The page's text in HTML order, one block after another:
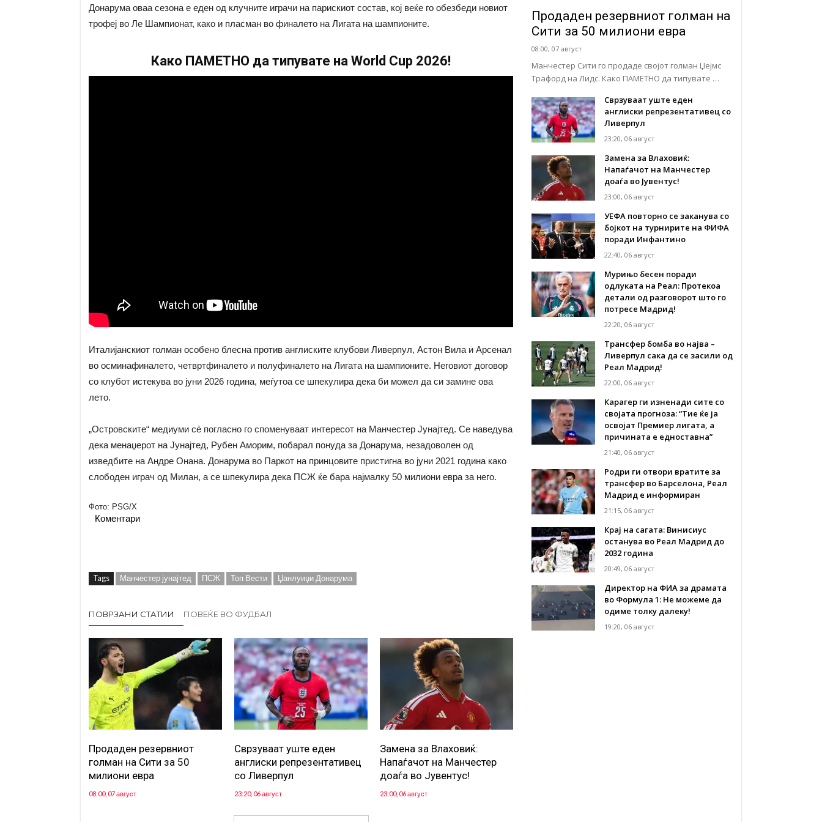
Донарума оваа сезона е еден од клучните играчи на парискиот состав, кој веќе го обезбеди новиот
трофеј во Ле Шампионат, како и пласман во финалето на Лигата на шампионите.
Како ПАМЕТНО да типувате на World Cup 2026!
Италијанскиот голман особено блесна против англиските клубови Ливерпул, Астон Вила и Арсенал
во осминафиналето, четвртфиналето и полуфиналето на Лигата на шампионите. Неговиот договор
со клубот истекува во јуни 2026 година, меѓутоа се шпекулира дека би можел да си замине ова
лето.
„Островските“ медиуми сè погласно го споменуваат интересот на Манчестер Јунајтед. Се наведува
дека менаџерот на Јунајтед, Рубен Аморим, побарал понуда за Донарума, незадоволен од
изведбите на Андре Онана. Донарума во Паркот на принцовите пристигна во јуни 2021 година како
слободен играч од Милан, а се шпекулира дека ПСЖ ќе бара најмалку 50 милиони евра за него.
Фото: PSG/X
Коментари
Tags Манчестер јунајтед ПСЖ Топ Вести Џанлуиџи Донарума
ПОВРЗАНИ СТАТИИ ПОВЕЌЕ ВО ФУДБАЛ
Продаден резервниот
голман на Сити за 50
милиони евра
08:00, 07 август
Сврзуваат уште еден
англиски репрезентативец
со Ливерпул
23:20, 06 август
Замена за Влаховиќ:
Напаѓачот на Манчестер
доаѓа во Јувентус!
23:00, 06 август
Продаден резервниот голман на
Сити за 50 милиони евра
08:00, 07 август
Манчестер Сити го продаде својот голман Џејмс
Трафорд на Лидс. Како ПАМЕТНО да типувате …
Сврзуваат уште еден
англиски репрезентативец со
Ливерпул
23:20, 06 август
Замена за Влаховиќ:
Напаѓачот на Манчестер
доаѓа во Јувентус!
23:00, 06 август
УЕФА повторно се заканува со
бојкот на турнирите на ФИФА
поради Инфантино
22:40, 06 август
Мурињо бесен поради
одлуката на Реал: Протекоа
детали од разговорот што го
потресе Мадрид!
22:20, 06 август
Трансфер бомба во најва –
Ливерпул сака да се засили од
Реал Мадрид!
22:00, 06 август
Карагер ги изненади сите со
својата прогноза: “Тие ќе ја
освојат Премиер лигата, а
причината е едноставна”
21:40, 06 август
Родри ги отвори вратите за
трансфер во Барселона, Реал
Мадрид е информиран
21:15, 06 август
Крај на сагата: Винисиус
останува во Реал Мадрид до
2032 година
20:49, 06 август
Директор на ФИА за драмата
во Формула 1: Не можеме да
одиме толку далеку!
19:20, 06 август